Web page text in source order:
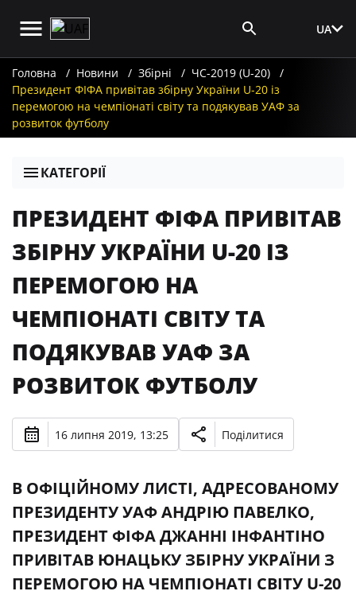
UA
Головна Новини Збірні
ЧС-2019 (U-20)
Президент ФІФА привітав збірну України U-20 із
перемогою на чемпіонаті світу та подякував УАФ за
розвиток футболу
КАТЕГОРІЇ
ПРЕЗИДЕНТ ФІФА ПРИВІТАВ
ЗБІРНУ УКРАЇНИ U-20 ІЗ
ПЕРЕМОГОЮ НА
ЧЕМПІОНАТІ СВІТУ ТА
ПОДЯКУВАВ УАФ ЗА
РОЗВИТОК ФУТБОЛУ
16 липня 2019, 13:25 Поділитися
В ОФІЦІЙНОМУ ЛИСТІ, АДРЕСОВАНОМУ
ПРЕЗИДЕНТУ УАФ АНДРІЮ ПАВЕЛКО,
ПРЕЗИДЕНТ ФІФА ДЖАННІ ІНФАНТІНО
ПРИВІТАВ ЮНАЦЬКУ ЗБІРНУ УКРАЇНИ З
ПЕРЕМОГОЮ НА ЧЕМПІОНАТІ СВІТУ U-20